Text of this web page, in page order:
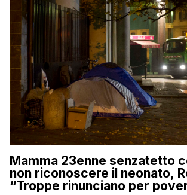
Mamma 23enne senzatetto
non riconoscere il neonato,
“Troppe rinunciano per